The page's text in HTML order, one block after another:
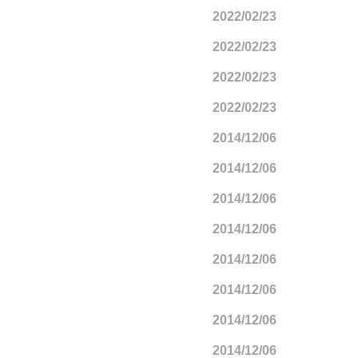
2022/02/23
2022/02/23
2022/02/23
2022/02/23
2014/12/06
2014/12/06
2014/12/06
2014/12/06
2014/12/06
2014/12/06
2014/12/06
2014/12/06